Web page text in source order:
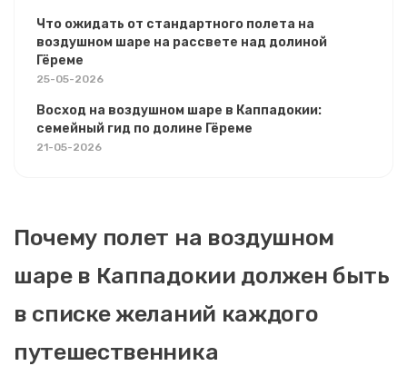
Почему полет на воздушном
шаре в Каппадокии должен быть
в списке желаний каждого
путешественника
Что ожидать от стандартного полета на
воздушном шаре на рассвете над долиной
Гёреме
25-05-2026
Восход на воздушном шаре в Каппадокии:
семейный гид по долине Гёреме
21-05-2026